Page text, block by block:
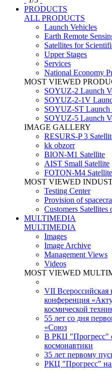
PRODUCTS
ALL PRODUCTS
Launch Vehicles
Earth Remote
Satellites for
Upper Stages
Services
National Economy
MOST VIEWED
SOYUZ-2 Launch
SOYUZ-2-1V
SOYUZ-ST Launch
SOYUZ-5 Launch
IMAGE GALLERY
RESURS-P 3
kk obzorr
BION-M1 Satellite
AIST Small Satellite
FOTON-M4 Satellite
MOST VIEWED
Testing Center
Provision of
Customers
MULTIMEDIA
MULTIMEDIA
Images
Image Archive
Management Views
Videos
MOST VIEWED
VII Всероссийская
конференция
космической
55 лет со дня
«Союз
В РКЦ "Прогресс"
космонавтики
35 лет первому
РКЦ "Прогресс"